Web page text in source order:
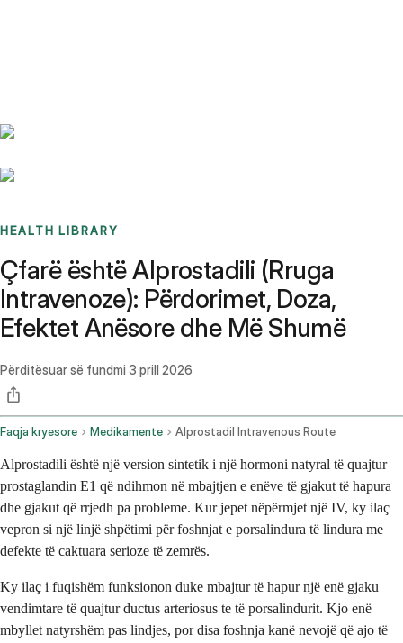
HEALTH LIBRARY
Çfarë është Alprostadili (Rruga
Intravenoze): Përdorimet, Doza,
Efektet Anësore dhe Më Shumë
Përditësuar së fundmi 3 prill 2026
Faqja kryesore Medikamente Alprostadil Intravenous Route
Alprostadili është një version sintetik i një hormoni natyral të quajtur
prostaglandin E1 që ndihmon në mbajtjen e enëve të gjakut të hapura
dhe gjakut që rrjedh pa probleme. Kur jepet nëpërmjet një IV, ky ilaç
vepron si një linjë shpëtimi për foshnjat e porsalindura të lindura me
defekte të caktuara serioze të zemrës.
Ky ilaç i fuqishëm funksionon duke mbajtur të hapur një enë gjaku
vendimtare të quajtur ductus arteriosus te të porsalindurit. Kjo enë
mbyllet natyrshëm pas lindjes, por disa foshnja kanë nevojë që ajo të